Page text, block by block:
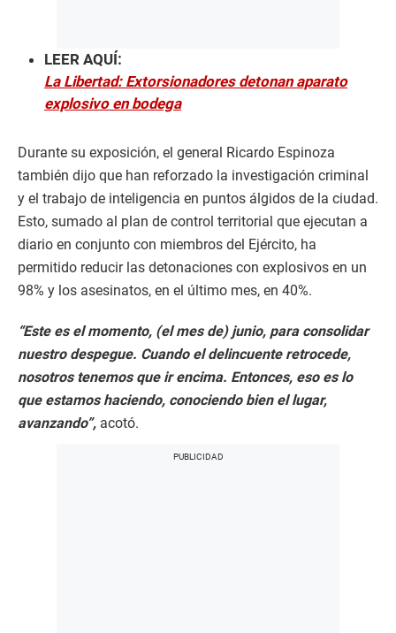
LEER AQUÍ:
La Libertad: Extorsionadores detonan aparato
explosivo en bodega
Durante su exposición, el general Ricardo Espinoza
también dijo que han reforzado la investigación criminal
y el trabajo de inteligencia en puntos álgidos de la ciudad.
Esto, sumado al plan de control territorial que ejecutan a
diario en conjunto con miembros del Ejército, ha
permitido reducir las detonaciones con explosivos en un
98% y los asesinatos, en el último mes, en 40%.
“Este es el momento, (el mes de) junio, para consolidar
nuestro despegue. Cuando el delincuente retrocede,
nosotros tenemos que ir encima. Entonces, eso es lo
que estamos haciendo, conociendo bien el lugar,
avanzando”, acotó.